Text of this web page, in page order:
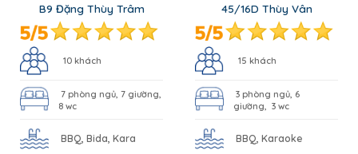
B9 Đặng Thùy Trâm
10 khách
7 phòng ngủ, 7 giường,
8 wc
BBQ, Bida, Kara
45/16D Thùy Vân
15 khách
3 phòng ngủ, 6
giường, 3 wc
BBQ, Karaoke